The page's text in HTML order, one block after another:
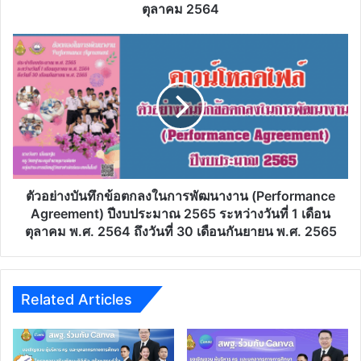
วิทยฐานะ
ข้าราชการ
ครู
และ
บุคลากร
ทางการ
ศึกษา
ตำแหน่ง
ครู
ว๙/๒๕๖๔
ตุลาคม
ตุลาคม 2564
ตัวอย่าง
บันทึก
ข้อ
ตกลง
ใน
การ
พัฒนา
งาน
(Performance
Agreement)
ปีงบประมาณ
2565
ระหว่าง
วัน
เดือน
ตุลาคม
พ.ศ.
ตัวอย่างบันทึกข้อตกลงในการพัฒนางาน (Performance
Agreement) ปีงบประมาณ 2565 ระหว่างวันที่ 1 เดือน
ตุลาคม พ.ศ. 2564 ถึงวันที่ 30 เดือนกันยายน พ.ศ. 2565
Related Articles